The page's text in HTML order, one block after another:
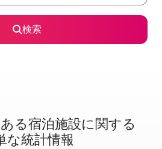
検索
る宿⁠泊⁠施⁠設⁠に関⁠す⁠る
な統⁠計⁠情⁠報